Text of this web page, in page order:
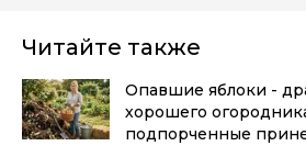
Читайте также
Опавшие яблоки -
хорошего
подпорченные